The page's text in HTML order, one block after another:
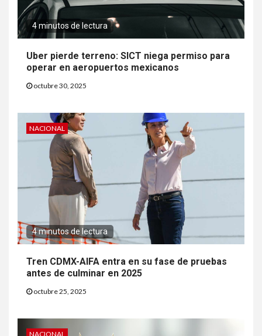
4 minutos de lectura
Uber pierde terreno: SICT niega permiso para
operar en aeropuertos mexicanos
octubre 30, 2025
NACIONAL
4 minutos de lectura
Tren CDMX-AIFA entra en su fase de pruebas
antes de culminar en 2025
octubre 25, 2025
NACIONAL